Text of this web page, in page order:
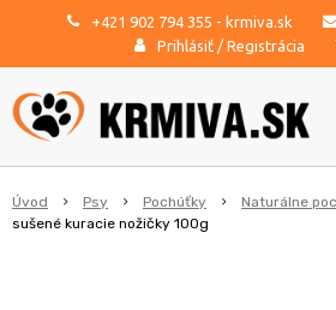
+421 902 794 355 - krmiva.sk
Prihlásiť / Registrácia
Úvod Psy Pochúťky Naturálne
sušené kuracie nožičky 100g